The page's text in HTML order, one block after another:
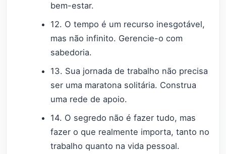
bem-estar.
12. O tempo é um recurso inesgotável,
mas não infinito. Gerencie-o com
sabedoria.
13. Sua jornada de trabalho não precisa
ser uma maratona solitária. Construa
uma rede de apoio.
14. O segredo não é fazer tudo, mas
fazer o que realmente importa, tanto no
trabalho quanto na vida pessoal.